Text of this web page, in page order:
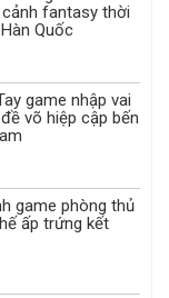
cảnh fantasy thời
Quốc
game nhập vai
võ hiệp cập bến
game phòng thủ
ấp trứng kết